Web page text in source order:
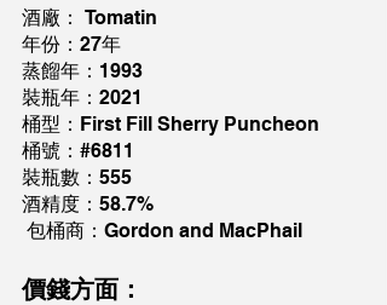
酒廠： Tomatin
年份：27年
蒸餾年：1993
裝瓶年：2021
桶型：First Fill Sherry Puncheon
桶號：#6811
裝瓶數：555
酒精度：58.7%
包桶商：Gordon and MacPhail
價錢方面：